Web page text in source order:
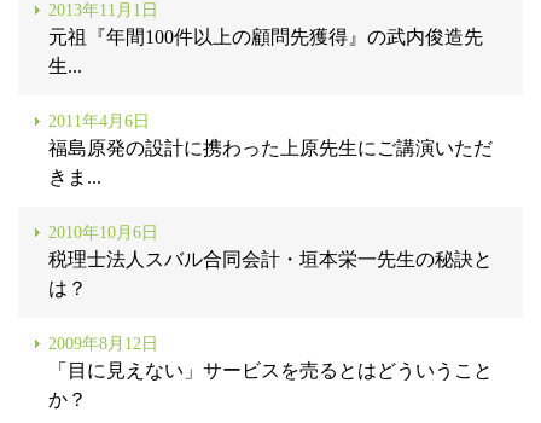
2013年11月1日
元祖『年間100件以上の顧問先獲得』の武内俊造先
生...
2011年4月6日
福島原発の設計に携わった上原先生にご講演いただ
きま...
2010年10月6日
税理士法人スバル合同会計・垣本栄一先生の秘訣と
は？
2009年8月12日
「目に見えない」サービスを売るとはどういうこと
か？